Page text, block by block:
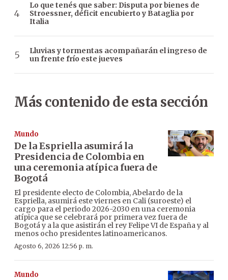
Lo que tenés que saber: Disputa por bienes de
Stroessner, déficit encubierto y Bataglia por
Italia
Lluvias y tormentas acompañarán el ingreso de
un frente frío este jueves
Más contenido de esta sección
Mundo
De la Espriella asumirá la
Presidencia de Colombia en
una ceremonia atípica fuera de
Bogotá
El presidente electo de Colombia, Abelardo de la
Espriella, asumirá este viernes en Cali (suroeste) el
cargo para el periodo 2026-2030 en una ceremonia
atípica que se celebrará por primera vez fuera de
Bogotá y a la que asistirán el rey Felipe VI de España y al
menos ocho presidentes latinoamericanos.
Agosto 6, 2026 12:56 p. m.
Mundo